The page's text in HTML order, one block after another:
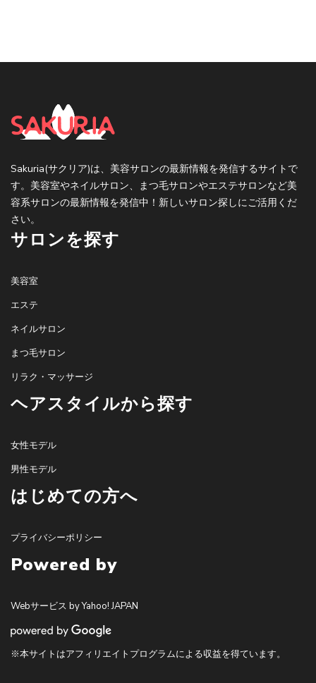
Sakuria(サクリア)は、美容サロンの最新情報を発信するサイトで
す。美容室やネイルサロン、まつ毛サロンやエステサロンなど美
容系サロンの最新情報を発信中！新しいサロン探しにご活用くだ
さい。
サロンを探す
美容室
エステ
ネイルサロン
まつ毛サロン
リラク・マッサージ
ヘアスタイルから探す
女性モデル
男性モデル
はじめての方へ
プライバシーポリシー
Powered by
Webサービス by Yahoo! JAPAN
※本サイトはアフィリエイトプログラムによる収益を得ています。